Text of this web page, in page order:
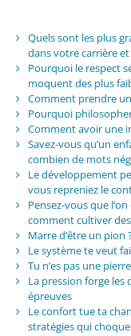
Quels sont les plus
dans votre carrière
Pourquoi le respect
moquent des plus
Comment prendre
Pourquoi
Comment avoir une
Savez-vous qu’un
combien de mots
Le développement
vous repreniez le
Pensez-vous que
comment cultiver
Marre d’être un pion
Le système te veut
Tu n’es pas une
La pression forge les
épreuves
Le confort tue ta
stratégies qui